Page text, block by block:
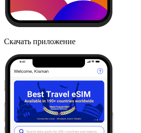
Скачать приложение